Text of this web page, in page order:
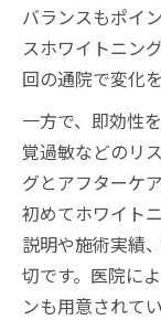
バランスもポイ
スホワイトニン
回の通院で変化
一方で、即効性
覚過敏などのリ
グとアフターケ
初めてホワイト
説明や施術実績
切です。医院に
ンも用意されて